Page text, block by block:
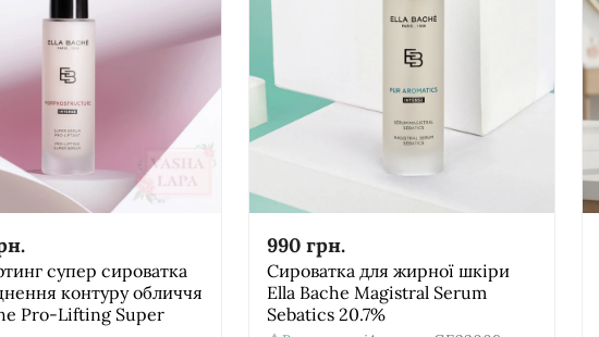
супер сироватка
контуру обличчя
Pro-Lifting Super
990 грн.
Сироватка для жирної шкіри
Ella Bache Magistral Serum
Sebatics 20.7%